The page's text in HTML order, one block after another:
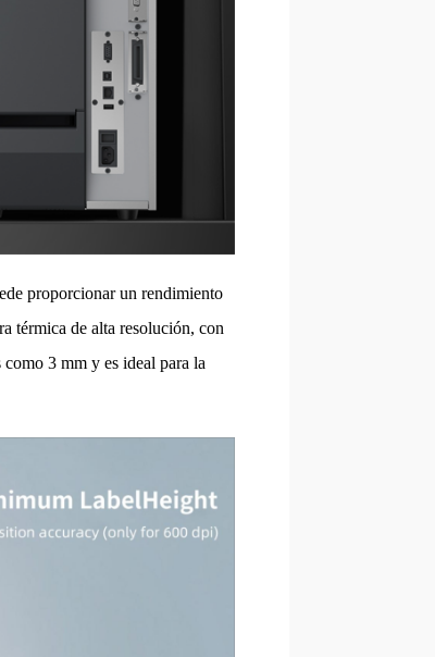
proporcionar un rendimiento
térmica de alta resolución, con
3 mm y es ideal para la